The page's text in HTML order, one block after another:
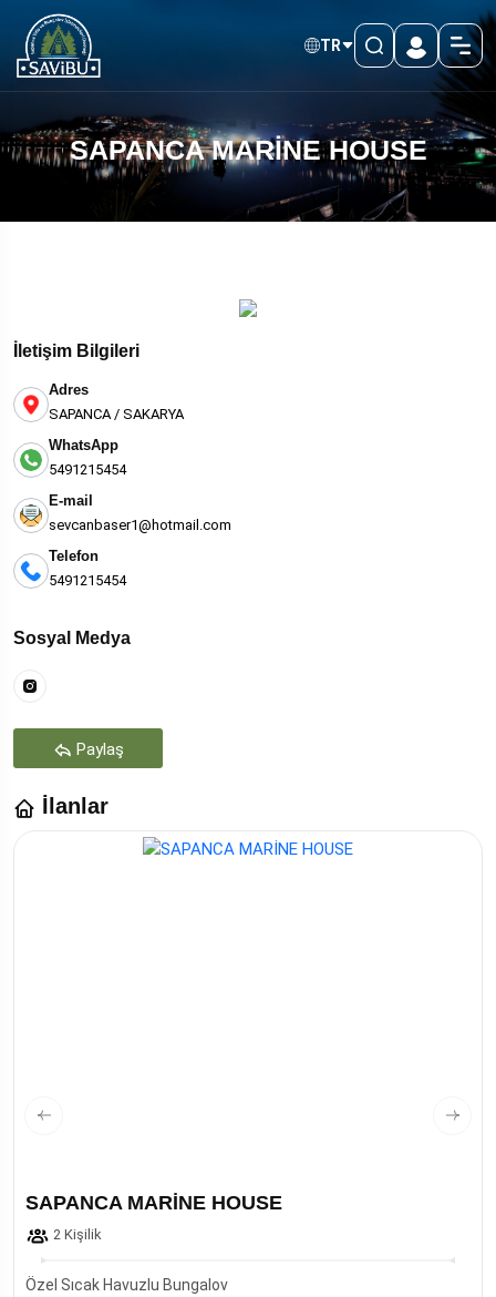
TR
SAPANCA MARİNE HOUSE
İletişim Bilgileri
Adres
SAPANCA / SAKARYA
WhatsApp
5491215454
E-mail
sevcanbaser1@hotmail.com
Telefon
5491215454
Sosyal Medya
Paylaş
İlanlar
SAPANCA MARİNE HOUSE
2 Kişilik
Özel Sıcak Havuzlu Bungalov